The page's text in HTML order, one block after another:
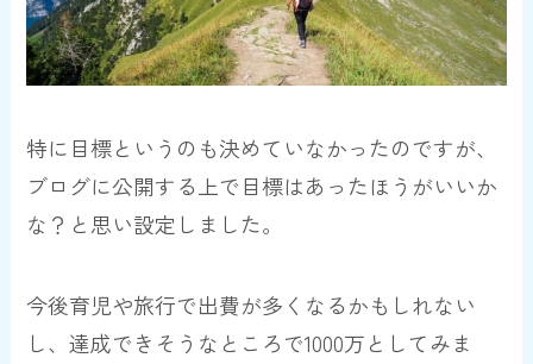
特に目標というのも決めていなかったのですが、
ブログに公開する上で目標はあったほうがいいか
な？と思い設定しました。
今後育児や旅行で出費が多くなるかもしれない
し、達成できそうなところで1000万としてみま